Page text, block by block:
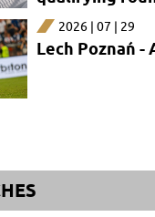
2026 | 07 | 29
Lech Poznań -